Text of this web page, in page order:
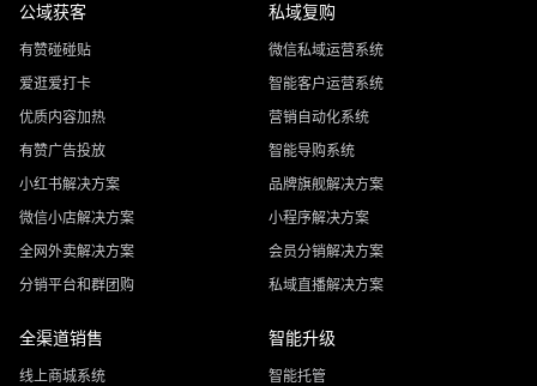
公域获客
有赞碰碰贴
爱逛爱打卡
优质内容加热
有赞广告投放
小红书解决方案
微信小店解决方案
全网外卖解决方案
分销平台和群团购
私域复购
微信私域运营系统
智能客户运营系统
营销自动化系统
智能导购系统
品牌旗舰解决方案
小程序解决方案
会员分销解决方案
私域直播解决方案
全渠道销售
线上商城系统
智能升级
智能托管